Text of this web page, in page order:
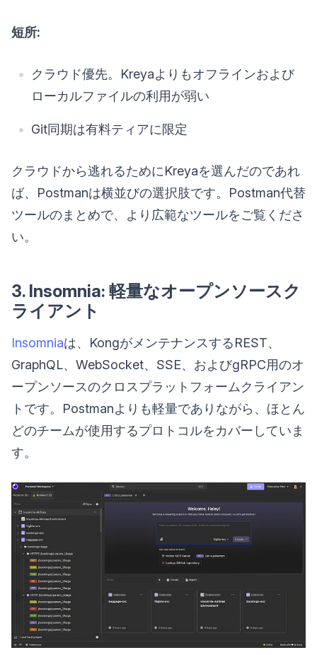
短所:
クラウド優先。Kreyaよりもオフラインおよび
ローカルファイルの利用が弱い
Git同期は有料ティアに限定
クラウドから逃れるためにKreyaを選んだのであれ
ば、Postmanは横並びの選択肢です。Postman代替
ツールのまとめで、より広範なツールをご覧くださ
い。
3. Insomnia: 軽量なオープンソースク
ライアント
Insomniaは、KongがメンテナンスするREST、
GraphQL、WebSocket、SSE、およびgRPC用のオ
ープンソースのクロスプラットフォームクライアン
トです。Postmanよりも軽量でありながら、ほとん
どのチームが使用するプロトコルをカバーしていま
す。